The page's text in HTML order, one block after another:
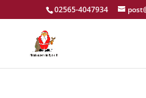
02565-4047934